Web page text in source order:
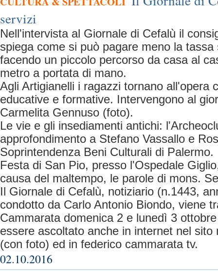
servizi
Nell'intervista al Giornale di Cefalù il
spiega come si può pagare meno la
facendo un piccolo percorso da casa al
metro a portata di mano.
Agli Artigianelli i ragazzi tornano all'opera
educative e formative. Intervengono al
Carmelita Gennuso (foto).
Le vie e gli insediamenti antichi:
approfondimento a Stefano Vassallo e
Soprintendenza Beni Culturali di Palermo.
Festa di San Pio, presso l'Ospedale
causa del maltempo, le parole di mons.
Il Giornale di Cefalù, notiziario (n.1443,
condotto da Carlo Antonio Biondo, viene
Cammarata domenica 2 e lunedì 3
essere ascoltato anche in internet nel sito
(con foto) ed in federico cammarata tv.
02.10.2016